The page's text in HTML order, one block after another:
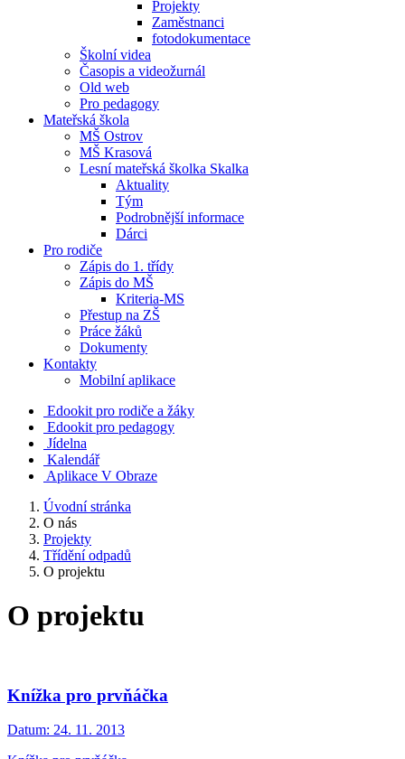
Projekty
Zaměstnanci
fotodokumentace
Školní videa
Časopis a videožurnál
Old web
Pro pedagogy
Mateřská škola
MŠ Ostrov
MŠ Krasová
Lesní mateřská školka Skalka
Aktuality
Tým
Podrobnější informace
Dárci
Pro rodiče
Zápis do 1. třídy
Zápis do MŠ
Kriteria-MS
Přestup na ZŠ
Práce žáků
Dokumenty
Kontakty
Mobilní aplikace
Edookit pro rodiče a žáky
Edookit pro pedagogy
Jídelna
Kalendář
Aplikace V Obraze
Úvodní stránka
O nás
Projekty
Třídění odpadů
O projektu
O projektu
Knížka pro prvňáčka
Datum: 24. 11. 2013